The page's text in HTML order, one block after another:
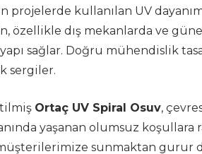
projelerde kullanılan UV
dış mekanlarda ve
sağlar. Doğru mühendislik
sergiler.
Ortaç UV Spiral Osuv,
yaşanan olumsuz
sunmaktan gurur